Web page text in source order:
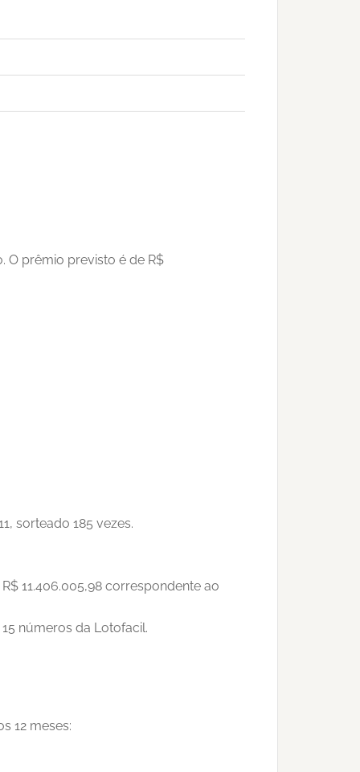
O prêmio previsto é de R$
sorteado 185 vezes.
11.406.005,98 correspondente ao
números da Lotofacil.
12 meses: